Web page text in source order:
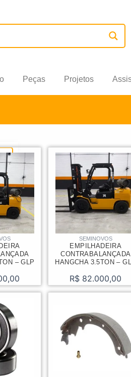
Peças Projetos
– GLP
SEMINOVOS
EMPILHADEIRA
CONTRABALANÇADA
HANGCHA 3.5TON –
R$ 82.000,00